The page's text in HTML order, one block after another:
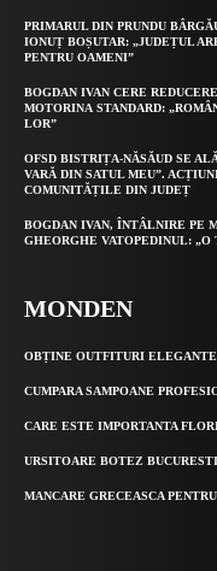
PRIMARUL DIN PRUNDU
IONUȚ BOȘUTAR: „JUDEȚUL
PENTRU OAMENI”
BOGDAN IVAN CERE
MOTORINA STANDARD:
LOR”
OFSD BISTRIȚA-NĂSĂUD SE
VARĂ DIN SATUL MEU”.
COMUNITĂȚILE DIN JUDEȚ
BOGDAN IVAN, ÎNTÂLNIRE PE
GHEORGHE VATOPEDINUL: „O
MONDEN
OBȚINE OUTFITURI
CUMPARA SAMPOANE
CARE ESTE IMPORTANTA
URSITOARE BOTEZ
MANCARE GRECEASCA